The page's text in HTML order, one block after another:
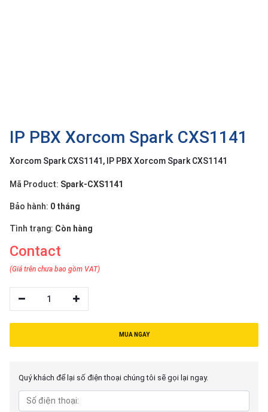
IP PBX Xorcom Spark CXS1141
Xorcom Spark CXS1141, IP PBX Xorcom Spark CXS1141
Mã Product: Spark-CXS1141
Bảo hành: 0 tháng
Tình trạng: Còn hàng
Contact
(Giá trên chưa bao gồm VAT)
1
MUA NGAY
Quý khách để lại số điện thoại chúng tôi sẽ gọi lại ngay.
Giới
Tiếng
English